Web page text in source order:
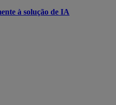
à solução de IA